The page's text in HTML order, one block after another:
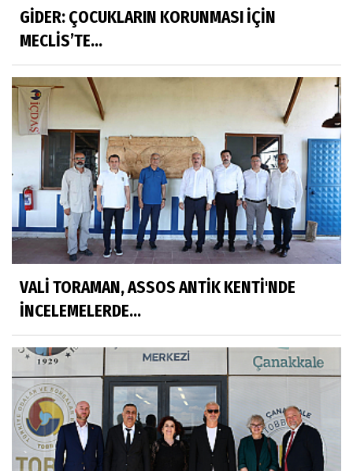
GİDER: ÇOCUKLARIN KORUNMASI İÇİN
MECLİS’TE...
VALİ TORAMAN, ASSOS ANTİK KENTİ'NDE
İNCELEMELERDE...